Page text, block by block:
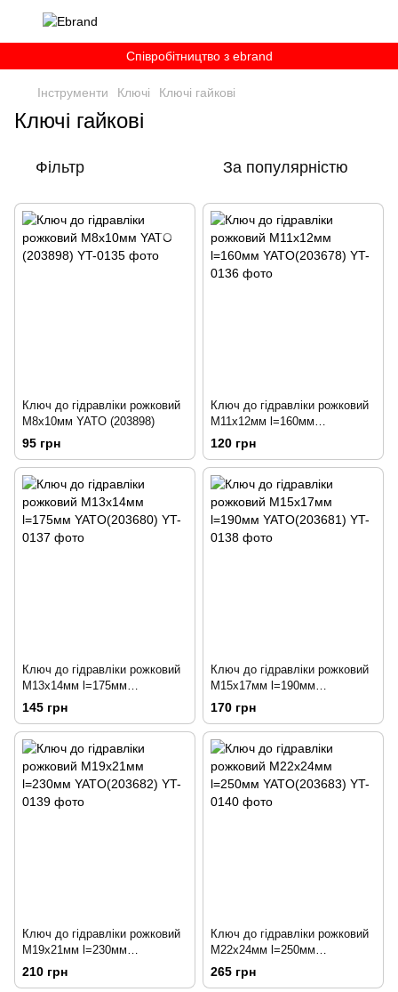
Співробітництво з ebrand
Інструменти Ключі Ключі гайкові
Ключі гайкові
Фільтр За популярністю
Ключ до гідравліки рожковий
М8х10мм YATO (203898)
95 грн
Ключ до гідравліки рожковий
М11х12мм l=160мм
YATO(203678)
120 грн
Ключ до гідравліки рожковий
М13х14мм l=175мм
YATO(203680)
145 грн
Ключ до гідравліки рожковий
М15х17мм l=190мм
YATO(203681)
170 грн
Ключ до гідравліки рожковий
М19х21мм l=230мм
YATO(203682)
210 грн
Ключ до гідравліки рожковий
М22х24мм l=250мм
YATO(203683)
265 грн